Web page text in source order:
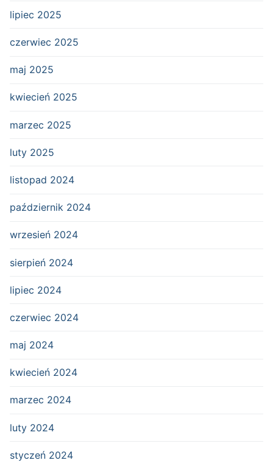
lipiec 2025
czerwiec 2025
maj 2025
kwiecień 2025
marzec 2025
luty 2025
listopad 2024
październik 2024
wrzesień 2024
sierpień 2024
lipiec 2024
czerwiec 2024
maj 2024
kwiecień 2024
marzec 2024
luty 2024
styczeń 2024